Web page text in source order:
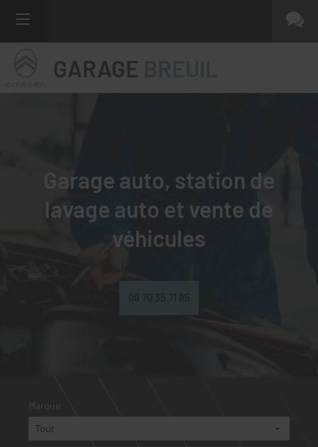
GARAGE
Garage auto, station de
lavage auto et vente de
véhicules
09 70 35 71 85
Marque